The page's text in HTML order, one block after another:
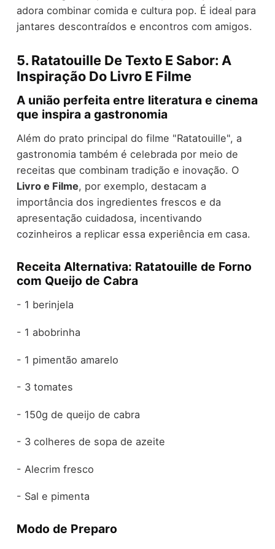
adora combinar comida e cultura pop. É ideal para
jantares descontraídos e encontros com amigos.
5. Ratatouille De Texto E Sabor: A
Inspiração Do Livro E Filme
A união perfeita entre literatura e cinema
que inspira a gastronomia
Além do prato principal do filme "Ratatouille", a
gastronomia também é celebrada por meio de
receitas que combinam tradição e inovação. O
Livro e Filme, por exemplo, destacam a
importância dos ingredientes frescos e da
apresentação cuidadosa, incentivando
cozinheiros a replicar essa experiência em casa.
Receita Alternativa: Ratatouille de Forno
com Queijo de Cabra
- 1 berinjela
- 1 abobrinha
- 1 pimentão amarelo
- 3 tomates
- 150g de queijo de cabra
- 3 colheres de sopa de azeite
- Alecrim fresco
- Sal e pimenta
Modo de Preparo